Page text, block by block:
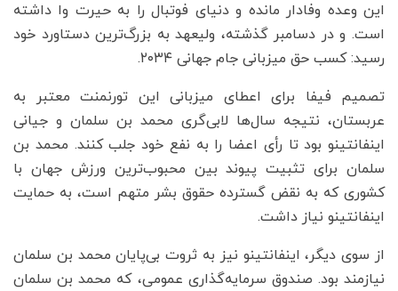
این وعده وفادار مانده و دنیای فوتبال را به حیرت وا داشته
است. و در دسامبر گذشته، ولیعهد به بزرگ‌ترین دستاورد خود
رسید: کسب حق میزبانی جام جهانی ۲۰۳۴.
تصمیم فیفا برای اعطای میزبانی این تورنمنت معتبر به
عربستان، نتیجه سال‌ها لابی‌گری محمد بن سلمان و جیانی
اینفانتینو بود تا رأی اعضا را به نفع خود جلب کنند. محمد بن
سلمان برای تثبیت پیوند بین محبوب‌ترین ورزش جهان با
کشوری که به نقض گسترده حقوق بشر متهم است، به حمایت
اینفانتینو نیاز داشت.
از سوی دیگر، اینفانتینو نیز به ثروت بی‌پایان محمد بن سلمان
نیازمند بود. صندوق سرمایه‌گذاری عمومی، که محمد بن سلمان